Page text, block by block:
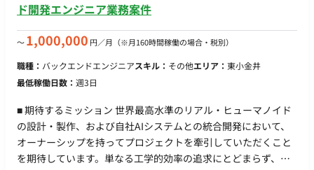
ド開発エンジニア業務案件
〜1,000,000 円／月 （※月160時間稼働の場合・税別）
職種： バックエンドエンジニアスキル： その他エリア： 東小金井
最低稼働日数： 週3日
■ 期待するミッション 世界最高水準のリアル・ヒューマノイド
の設計・製作、および自社AIシステムとの統合開発において、
オーナーシップを持ってプロジェクトを牽引していただくこと
を期待しています。単なる工学的効率の追求にとどまらず、社